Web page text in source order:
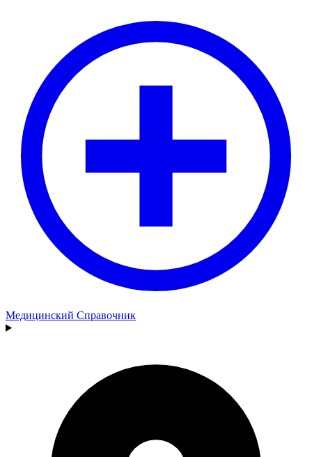
Медицинский Справочник